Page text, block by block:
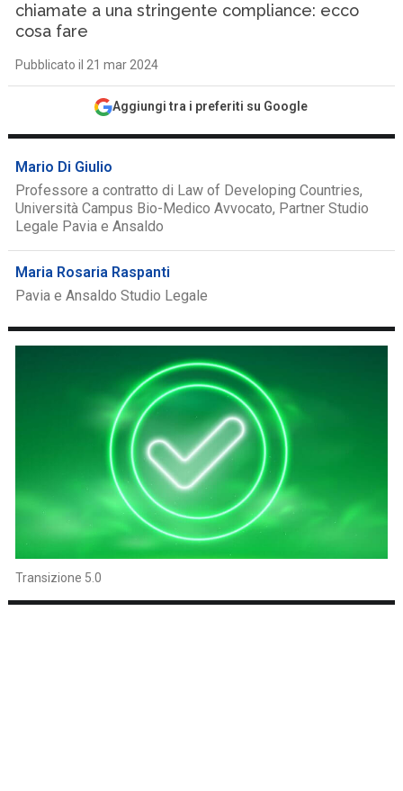
chiamate a una stringente compliance: ecco
cosa fare
Pubblicato il 21 mar 2024
Aggiungi tra i preferiti su Google
Mario Di Giulio
Professore a contratto di Law of Developing Countries,
Università Campus Bio-Medico Avvocato, Partner Studio
Legale Pavia e Ansaldo
Maria Rosaria Raspanti
Pavia e Ansaldo Studio Legale
Transizione 5.0